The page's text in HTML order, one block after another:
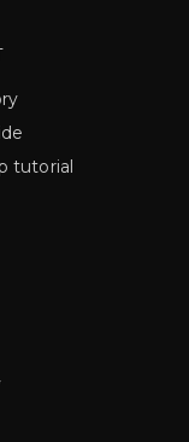
tutorial